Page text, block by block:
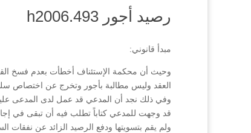
رصيد أجور h2006.493
مبدأ قانوني:
وحيث أن محكمة الإستئناف أخطأت بعدم فسخ
العقد وليس مطالبة بأجور وتخرج عن اختصاص
وفي ذلك نجد أن المدعي قد عمل لدى المدعى
قد وجهت للمدعي كتاباً تطلب فيه أن تبقى في
ولم يقم بتسويتها ودفع الرصيد الزائد عن نفقات